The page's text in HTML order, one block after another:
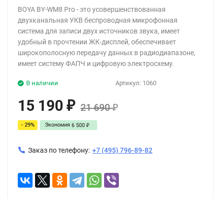
BOYA BY-WM8 Pro - это усовершенствованная
двухканальная УКВ беспроводная микрофонная
система для записи двух источников звука, имеет
удобный в прочтении ЖК-дисплей, обеспечивает
широкополосную передачу данных в радиодиапазоне,
имеет систему ФАПЧ и цифровую электросхему.
Артикул: 1060
В наличии
15 190 ₽ 21 690₽
- 29% Экономия 6 500 ₽
Заказ по телефону: +7 (495) 796-89-82